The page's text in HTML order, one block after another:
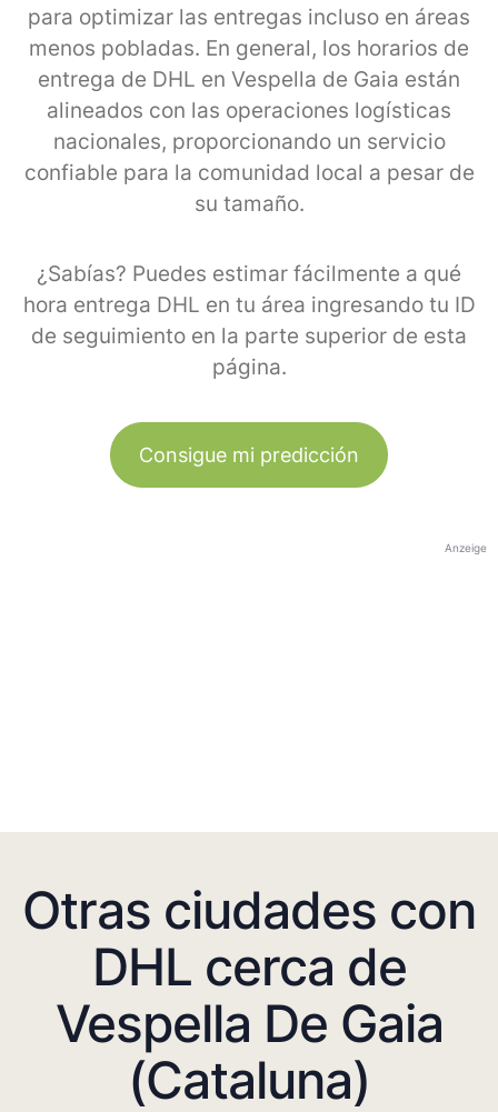
para optimizar las entregas incluso en áreas
menos pobladas. En general, los horarios de
entrega de DHL en Vespella de Gaia están
alineados con las operaciones logísticas
nacionales, proporcionando un servicio
confiable para la comunidad local a pesar de
su tamaño.
¿Sabías? Puedes estimar fácilmente a qué
hora entrega DHL en tu área ingresando tu ID
de seguimiento en la parte superior de esta
página.
Consigue mi predicción
Anzeige
Otras ciudades con
DHL cerca de
Vespella De Gaia
(Cataluna)